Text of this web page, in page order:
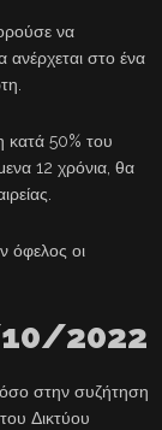
να
ανέρχεται στο ένα
κατά 50% του
12 χρόνια, θα
όφελος οι
2022
στην συζήτηση
Δικτύου